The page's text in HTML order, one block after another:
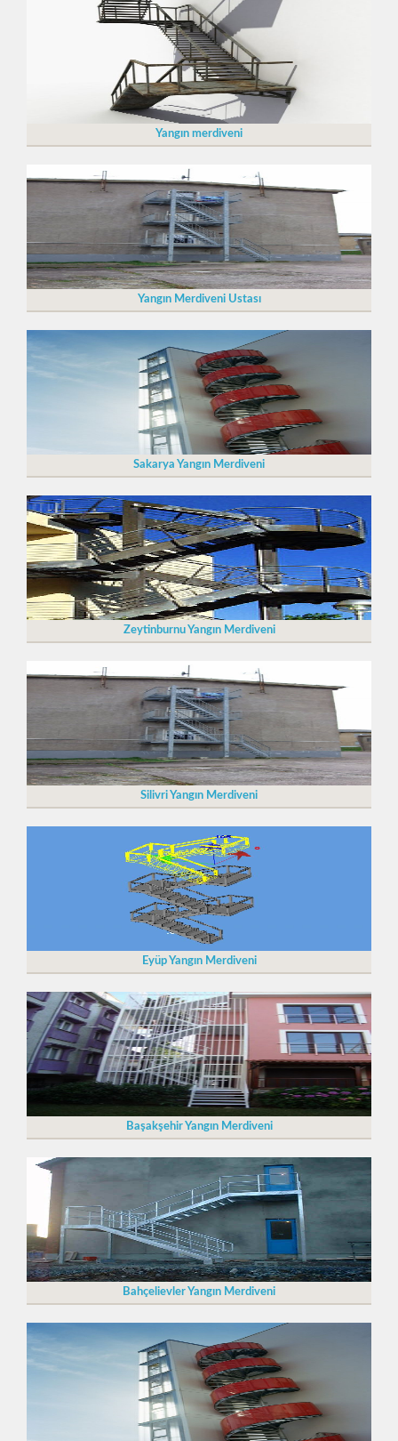
Yangın merdiveni
Yangın Merdiveni Ustası
Sakarya Yangın Merdiveni
Zeytinburnu Yangın Merdiveni
Silivri Yangın Merdiveni
Eyüp Yangın Merdiveni
Başakşehir Yangın Merdiveni
Bahçelievler Yangın Merdiveni